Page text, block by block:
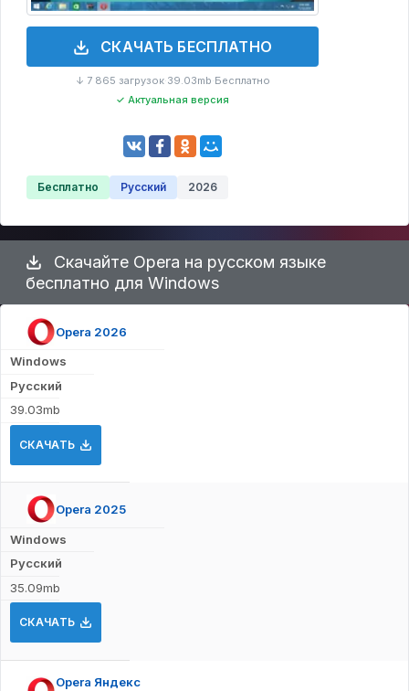
СКАЧАТЬ БЕСПЛАТНО
↓ 7 865 загрузок·39.03mb·Бесплатно
✓ Актуальная версия
Бесплатно Русский 2026
Скачайте Opera на русском языке
бесплатно для Windows
Opera 2026
Windows
Русский
39.03mb
СКАЧАТЬ
Opera 2025
Windows
Русский
35.09mb
СКАЧАТЬ
Opera Яндекс